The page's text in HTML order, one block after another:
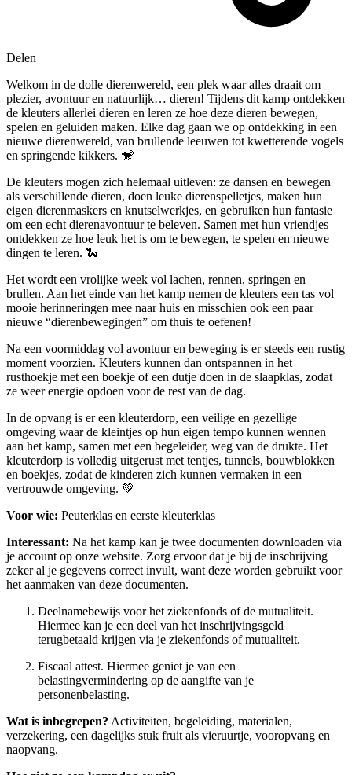
Delen
Welkom in de dolle dierenwereld, een plek waar alles draait om
plezier, avontuur en natuurlijk… dieren! Tijdens dit kamp ontdekken
de kleuters allerlei dieren en leren ze hoe deze dieren bewegen,
spelen en geluiden maken. Elke dag gaan we op ontdekking in een
nieuwe dierenwereld, van brullende leeuwen tot kwetterende vogels
en springende kikkers. 🐒
De kleuters mogen zich helemaal uitleven: ze dansen en bewegen
als verschillende dieren, doen leuke dierenspelletjes, maken hun
eigen dierenmaskers en knutselwerkjes, en gebruiken hun fantasie
om een echt dierenavontuur te beleven. Samen met hun vriendjes
ontdekken ze hoe leuk het is om te bewegen, te spelen en nieuwe
dingen te leren. 🐍
Het wordt een vrolijke week vol lachen, rennen, springen en
brullen. Aan het einde van het kamp nemen de kleuters een tas vol
mooie herinneringen mee naar huis en misschien ook een paar
nieuwe “dierenbewegingen” om thuis te oefenen!
Na een voormiddag vol avontuur en beweging is er steeds een rustig
moment voorzien. Kleuters kunnen dan ontspannen in het
rusthoekje met een boekje of een dutje doen in de slaapklas, zodat
ze weer energie opdoen voor de rest van de dag.
In de opvang is er een kleuterdorp, een veilige en gezellige
omgeving waar de kleintjes op hun eigen tempo kunnen wennen
aan het kamp, samen met een begeleider, weg van de drukte. Het
kleuterdorp is volledig uitgerust met tentjes, tunnels, bouwblokken
en boekjes, zodat de kinderen zich kunnen vermaken in een
vertrouwde omgeving. 💚
Voor wie: Peuterklas en eerste kleuterklas
Interessant: Na het kamp kan je twee documenten downloaden via
je account op onze website. Zorg ervoor dat je bij de inschrijving
zeker al je gegevens correct invult, want deze worden gebruikt voor
het aanmaken van deze documenten.
Deelnamebewijs voor het ziekenfonds of de mutualiteit.
Hiermee kan je een deel van het inschrijvingsgeld
terugbetaald krijgen via je ziekenfonds of mutualiteit.
Fiscaal attest. Hiermee geniet je van een
belastingvermindering op de aangifte van je
personenbelasting.
Wat is inbegrepen? Activiteiten, begeleiding, materialen,
verzekering, een dagelijks stuk fruit als vieruurtje, vooropvang en
naopvang.